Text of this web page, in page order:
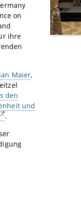
on
ihre
Maier,
den
und
.